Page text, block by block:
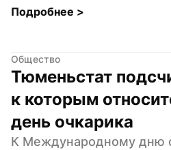
Подробнее >
Общество
Тюменьстат
к которым
день очкарика
К Международному дню